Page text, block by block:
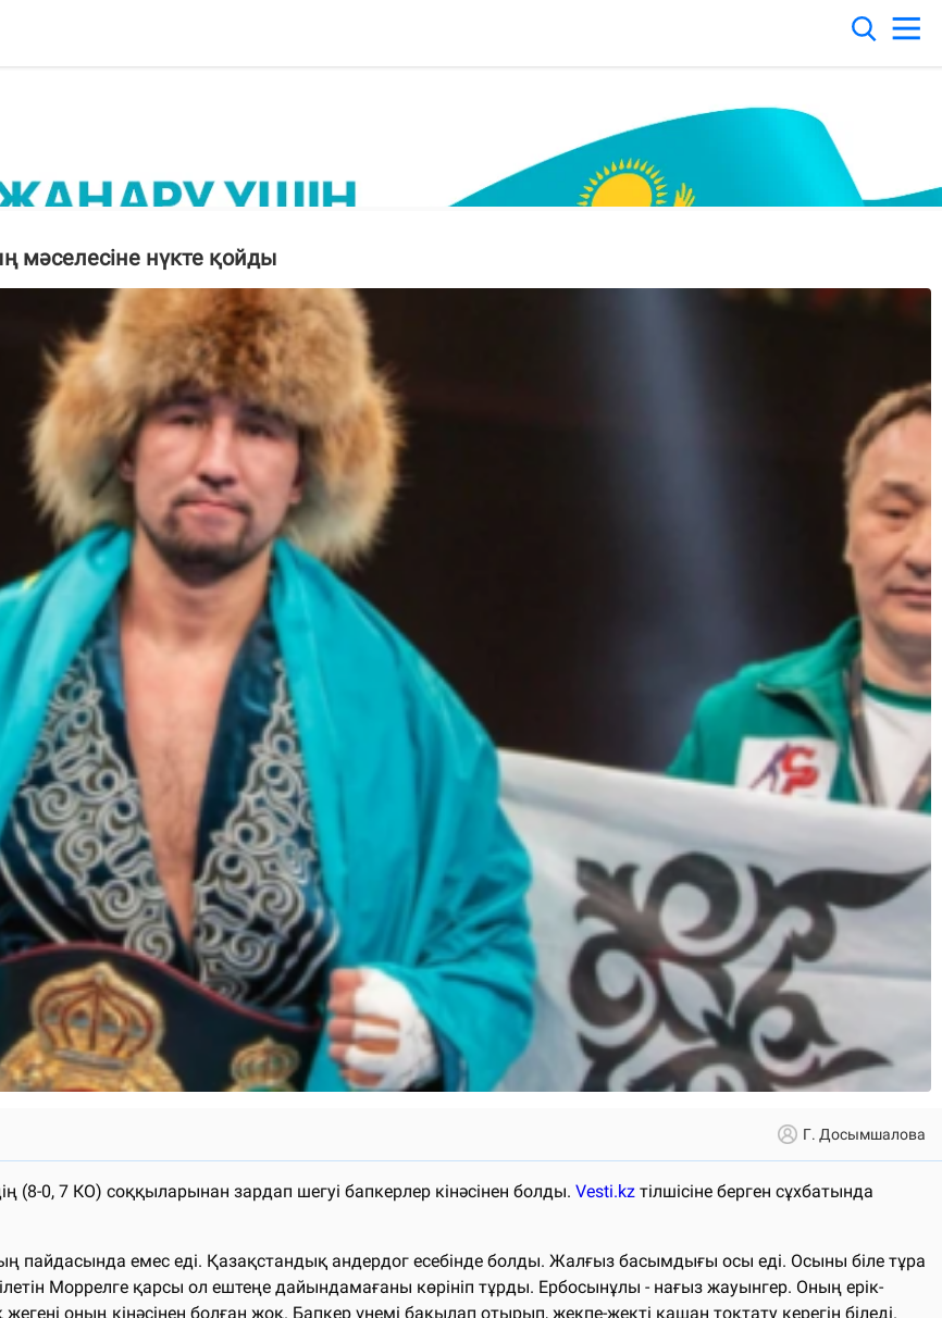
мәселесіне нүкте қойды
Г. Досымшалова
0, 7 КО) соққыларынан зардап шегуі бапкерлер кінәсінен болды. Vesti.kz тілшісіне берген сұхбатында
емес еді. Қазақстандық андердог есебінде болды. Жалғыз басымдығы осы еді. Осыны біле тұра
Моррелге қарсы ол ештеңе дайындамағаны көрініп тұрды. Ербосынұлы - нағыз жауынгер. Оның ерік-
оның кінәсінен болған жоқ. Бапкер үнемі бақылап отырып, жекпе-жекті қашан тоқтату керегін біледі.